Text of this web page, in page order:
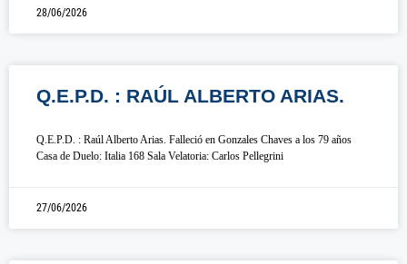
28/06/2026
Q.E.P.D. : RAÚL ALBERTO ARIAS.
Q.E.P.D. : Raúl Alberto Arias. Falleció en Gonzales Chaves a los 79 años
Casa de Duelo: Italia 168 Sala Velatoria: Carlos Pellegrini
27/06/2026